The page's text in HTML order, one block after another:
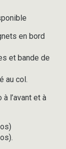
en bord
et bande de
au col.
l’avant et à